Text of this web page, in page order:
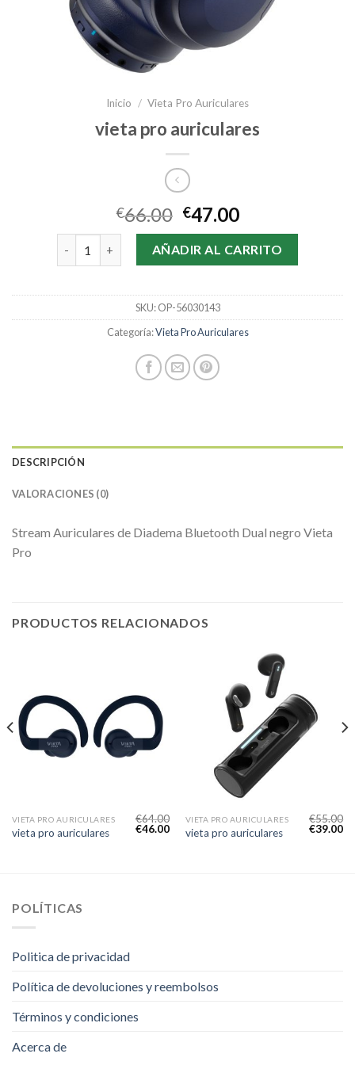
Inicio / Vieta Pro Auriculares
vieta pro auriculares
€66.00 €47.00
vieta pro auriculares cantidadAÑADIR AL CARRITO
SKU:OP-56030143
Categoría:Vieta Pro Auriculares
DESCRIPCIÓN
VALORACIONES (0)
Stream Auriculares de Diadema Bluetooth Dual negro Vieta
Pro
PRODUCTOS RELACIONADOS
VIETA PRO AURICULARES
vieta pro auriculares
€64.00
€46.00
VIETA PRO AURICULARES
vieta pro auriculares
€55.00
€39.00
POLÍTICAS
Politica de privacidad
Política de devoluciones y reembolsos
Términos y condiciones
Acerca de